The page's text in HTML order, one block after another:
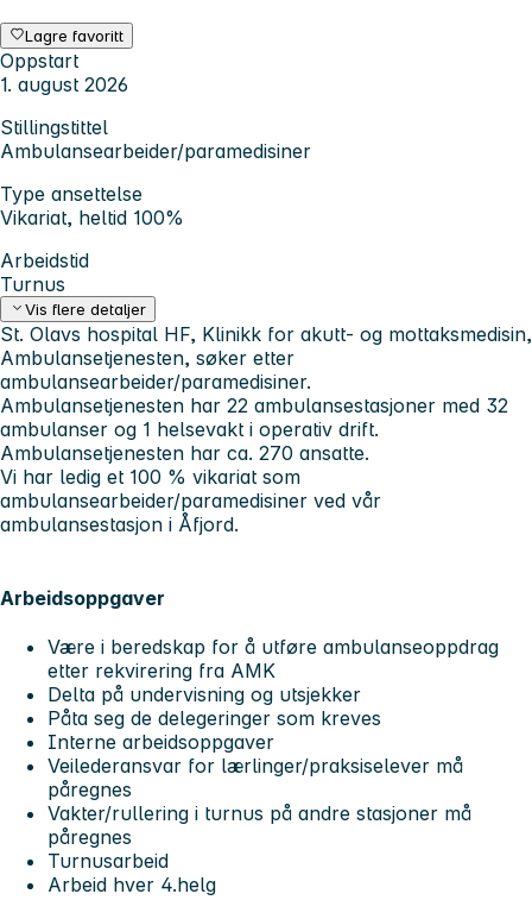
Lagre favoritt
Oppstart
1. august 2026
Stillingstittel
Ambulansearbeider/paramedisiner
Type ansettelse
Vikariat, heltid 100%
Arbeidstid
Turnus
Vis flere detaljer
St. Olavs hospital HF, Klinikk for akutt- og mottaksmedisin,
Ambulansetjenesten, søker etter
ambulansearbeider/paramedisiner.
Ambulansetjenesten har 22 ambulansestasjoner med 32
ambulanser og 1 helsevakt i operativ drift.
Ambulansetjenesten har ca. 270 ansatte.
Vi har ledig et 100 % vikariat som
ambulansearbeider/paramedisiner ved vår
ambulansestasjon i Åfjord.
Arbeidsoppgaver
Være i beredskap for å utføre ambulanseoppdrag
etter rekvirering fra AMK
Delta på undervisning og utsjekker
Påta seg de delegeringer som kreves
Interne arbeidsoppgaver
Veilederansvar for lærlinger/praksiselever må
påregnes
Vakter/rullering i turnus på andre stasjoner må
påregnes
Turnusarbeid
Arbeid hver 4.helg